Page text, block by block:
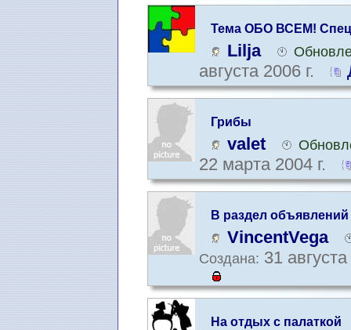
Тема ОБО ВСЕМ!
любящих поболтать.
Lilja
августа 2006 г.
Грибы
valet
22 марта 2004 г.
В раздел объявлений
VincentVega
Создана: 31
На отдых с палаткой